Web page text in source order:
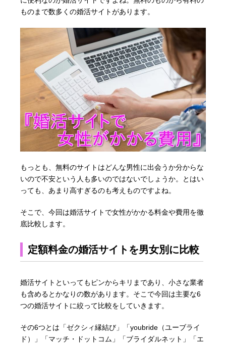
ものまで数多くの婚活サイトがあります。
もっとも、無料のサイトはどんな男性に出会うか分からな
いので不安という人も多いのではないでしょうか。とはい
っても、あまり高すぎるのも考えものですよね。
そこで、今回は婚活サイトで女性がかかる料金や費用を徹
底比較します。
定額料金の婚活サイトを男女別に比較
婚活サイトといってもピンからキリまであり、小さな業者
も含めるとかなりの数があります。そこで今回は主要な6
つの婚活サイトに絞って比較をしていきます。
その6つとは「ゼクシィ縁結び」「youbride（ユーブライ
ド）」「マッチ・ドットコム」「ブライダルネット」「エ